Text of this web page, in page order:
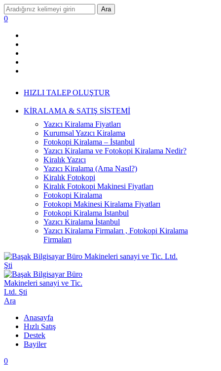
Ara
0
HIZLI TALEP OLUŞTUR
KİRALAMA & SATIŞ SİSTEMİ
Yazıcı Kiralama Fiyatları
Kurumsal Yazıcı Kiralama
Fotokopi Kiralama – İstanbul
Yazıcı Kiralama ve Fotokopi Kiralama Nedir?
Kiralık Yazıcı
Yazıcı Kiralama (Ama Nasıl?)
Kiralık Fotokopi
Kiralık Fotokopi Makinesi Fiyatları
Fotokopi Kiralama
Fotokopi Makinesi Kiralama Fiyatları
Fotokopi Kiralama İstanbul
Yazıcı Kiralama İstanbul
Yazıcı Kiralama Firmaları , Fotokopi Kiralama
Firmaları
Ara
Anasayfa
Hızlı Satış
Destek
Bayiler
0